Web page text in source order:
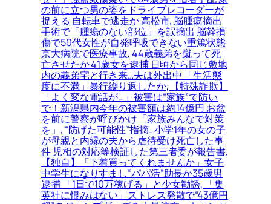
の前に立つ男の姿をドライブレコーダーが
捉える 自転車で逃走か 高松市, 脳腫瘍摘出
手術で「腫瘍のない部位」を誤摘出 脳幹損
傷で50代女性が自発呼吸できない重篤状態
京大病院で医療事故, 44歳義弟を蹴って死
亡させたか 41歳女を逮捕 日頃から同じ敷地
内の義弟宅と行き来…夫は外出中 「生活態
度に不満」暴行繰り返したか, 【特殊詐欺】
「よく変な電話が…」被害は“家族”で防い
で！新潟県内今年の被害額は約14億円 お盆
を前に警察が呼びかけ「家族みんなで対策
を」, “防げた可能性”指摘…小学1年の女の子
が母親と内縁の夫から虐待受け死亡した事
件 児相の対応等検証した第三者委が報告書,
【独自】「下着買ってくれませんか」女子
中学生になりすまし“パパ活”助長か35歳男
逮捕 「1日で10万稼げる」と少女勧誘, 「集
英社に恨みはない」ストレス発散で“43億円